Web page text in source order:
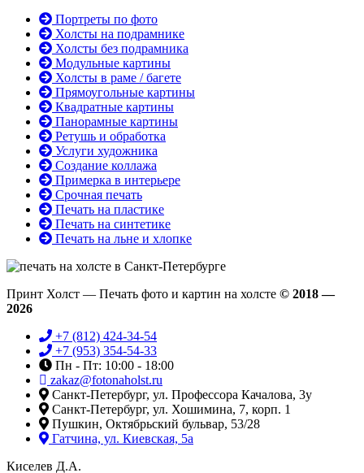
Портреты по фото
Холсты на подрамнике
Холсты без подрамника
Модульные картины
Холсты в раме / багете
Прямоугольные картины
Квадратные картины
Панорамные картины
Ретушь и обработка
Услуги художника
Создание коллажа
Примерка в интерьере
Срочная печать
Печать на пластике
Печать на синтетике
Печать на льне и хлопке
Принт Холст — Печать фото и картин на холсте © 2018 —
2026
+7 (812) 424-34-54
+7 (953) 354-54-33
Пн - Пт: 10:00 - 18:00
zakaz@fotonaholst.ru
Санкт-Петербург, ул. Профессора Качалова, 3у
Санкт-Петербург, ул. Хошимина, 7, корп. 1
Пушкин, Октябрьский бульвар, 53/28
Гатчина, ул. Киевская, 5а
Киселев Д.А.